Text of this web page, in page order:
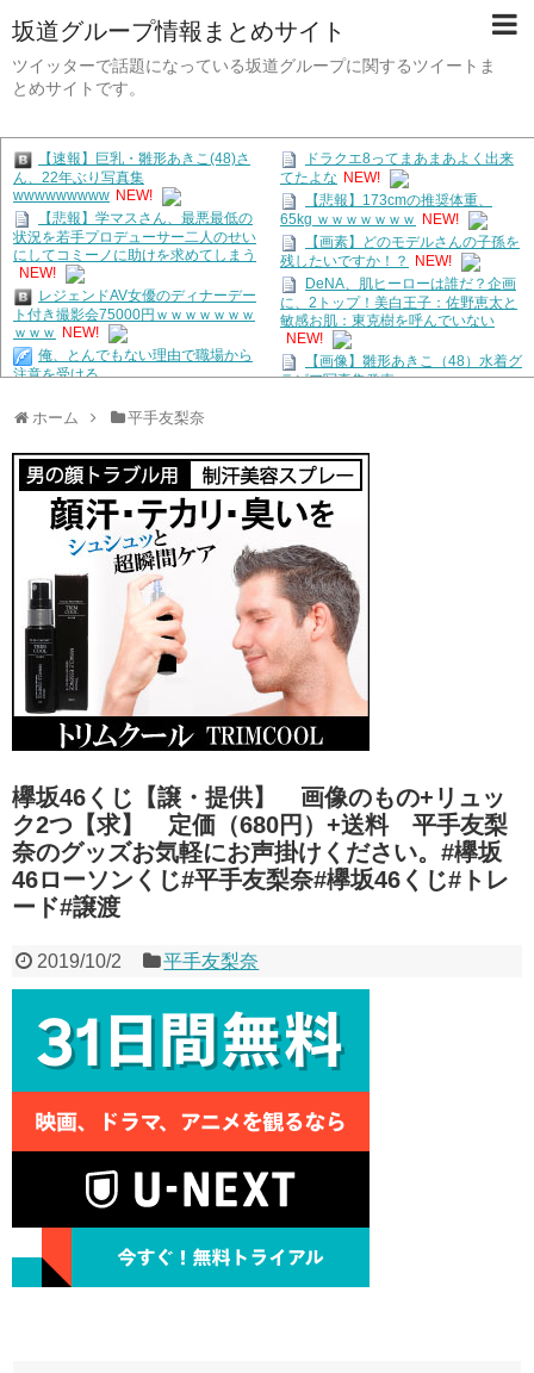
坂道グループ情報まとめサイト
ツイッターで話題になっている坂道グループに関するツイートま
とめサイトです。
【速報】巨乳・雛形あきこ(48)さ
ん、22年ぶり写真集
wwwwwwwww NEW!
【悲報】学マスさん、最悪最低の
状況を若手プロデューサー二人のせい
にしてコミーノに助けを求めてしまう
NEW!
レジェンドAV女優のディナーデー
ト付き撮影会75000円ｗｗｗｗｗｗｗ
ｗｗｗ
NEW!
俺、とんでもない理由で職場から
注意を受ける
NEW!
ボしたのに全くケツを揺らさないため
終わるwwww NEW!
コンビニ店員「おい、万引きした
ろ！」 NEW!
うんこ食うのがクセになってる
７月の倒産件数、１０００件超え
で今年最多に…
NEW!
ガチのゲイだけど質問ある？
NEW!
国旗損壊罪、一般人も令状なしで
現行犯逮捕可能に…
生脚が一番素晴らしいメンバーっ
て結局誰なんだ？
ラッキーフェス伊藤百花ちゃん、
【ホロライブ】「カプコンショー
ケース」公認ミラー配信にホロメンか
ら9人参加【6/14(火)】
【にじさんじ】おチグ「日本語っ
て平仮名、カタカナ、漢字の三種類を
屈指してる訳で、それを覚えてる私は
天才に…」← 駆使できてないんだよ
今日から藤井流星さんの声似やら
せてもらいます。藤井 らくです。楽
しい時間を一緒につくりたいです！お
伊野尾慧が結婚だって？あっ有岡
大貴とかな？そんなのヲタクの間では
常識ですけど？今更報道ですか？めち
ゃめちゃ遅い報道ですね〜w←
ロッテ・ドラ１藤原“１本の難
産” ９打席連続無安打「早くほし
い」
混合、ミルクでも痩せた人！
『完母だと痩せるは都市伝説』
弟の元カノからのメール「先輩、
私は今不幸です。 なんでか知ってま
すよね。私が不幸なこと。 ○（弟）に
も知って欲しいので転送して下さい。
私は不幸だと。」←？
ドラクエ8ってまあまあよく出来
てたよな NEW!
【悲報】173cmの推奨体重、
65kg ｗｗｗｗｗｗｗ
NEW!
【画素】どのモデルさんの子孫を
残したいですか！？
NEW!
DeNA、肌ヒーローは誰だ？企画
に、2トップ！美白王子：佐野恵太と
敏感お肌：東克樹を呼んでいない
NEW!
【画像】雛形あきこ（48）水着グ
ラビア写真集発売へｗｗｗｗｗｗｗｗ
いると判明 NEW!
【画像】本田望結、おっぱいがで
かすぎて浴衣を突き破ってしまう…
NEW!
の内を吐露「ほんとうのことを言えな
くて悔しい」
【悲報】最近の子「逆鱗」が読め
ない・・・・
皆藤愛子アナ 透けノースリーブ
で脇全開！！
【衝撃】ちいかわのパン、お前ら
の想像の12倍高いｗｗｗｗｗ
中川絵美里アナ ノースリー
8年前の「タイムカプセル」約束
覚えてるの私だけで鬱。担任さえ覚え
てないｗｗｗｗ
外に出て黄砂が付着したメガネの
正しい洗い方がこちらｗｗｗｗ
中居正広「今からでも遅くないか
【訃報】突然死したR18漫画家さ
ん、最期のツイートがとんでもな
い・・・
念ないんですよ。登録料10万円！日
本の常識は世界の常識じやない！」
営業はある。』武井壮『芸能界に枕営
ホーム 平手友梨奈
欅坂46くじ【譲・提供】 画像のもの+リュッ
ク2つ【求】 定価（680円）+送料 平手友梨
奈のグッズお気軽にお声掛けください。#欅坂
46ローソンくじ#平手友梨奈#欅坂46くじ#トレ
ード#譲渡
2019/10/2 平手友梨奈